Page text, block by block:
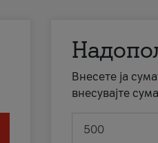
Внесете ја
внесувајте